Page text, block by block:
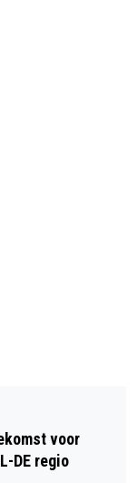
2026
voor
DE regio